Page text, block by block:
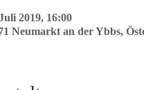
2019, 16:00
Neumarkt an der Ybbs,